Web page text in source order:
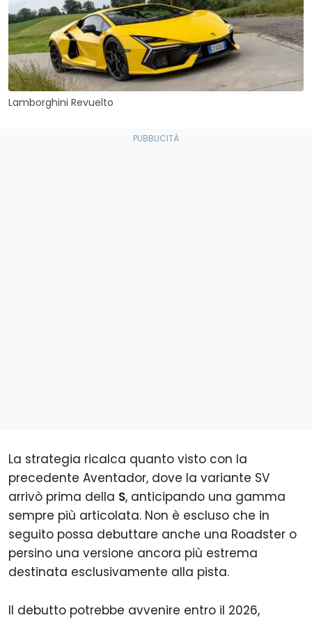
Lamborghini Revuelto
La strategia ricalca quanto visto con la
precedente Aventador, dove la variante SV
arrivò prima della S, anticipando una gamma
sempre più articolata. Non è escluso che in
seguito possa debuttare anche una Roadster o
persino una versione ancora più estrema
destinata esclusivamente alla pista.
Il debutto potrebbe avvenire entro il 2026,